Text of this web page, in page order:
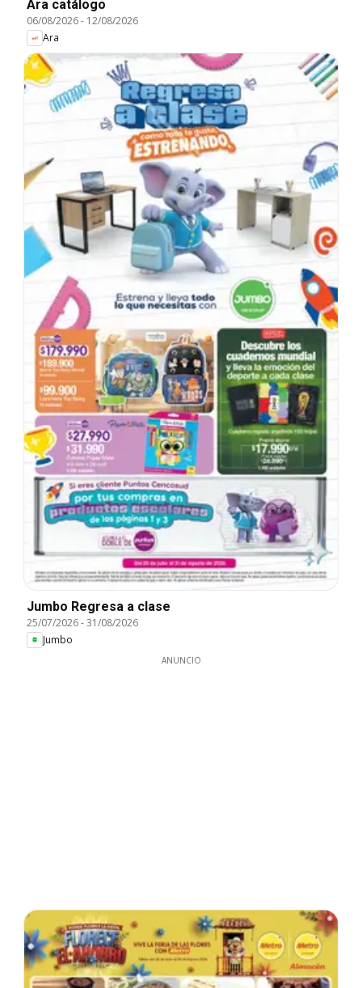
Ara catálogo
06/08/2026- 12/08/2026
Ara
Jumbo Regresa a clase
25/07/2026-31/08/2026
Jumbo
ANUNCIO